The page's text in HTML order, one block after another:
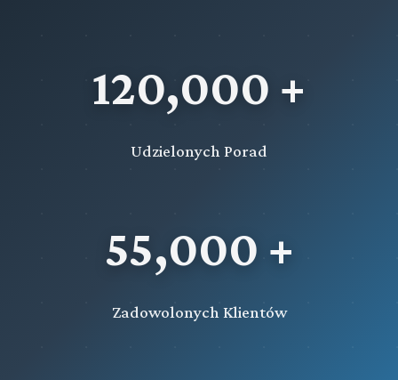
120,000 +
Udzielonych Porad
55,000 +
Zadowolonych Klientów